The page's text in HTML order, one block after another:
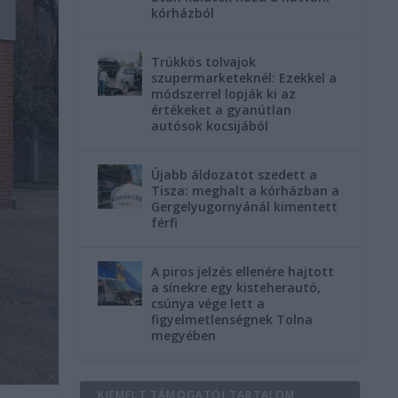
kórházból
Trükkös tolvajok
szupermarketeknél: Ezekkel a
módszerrel lopják ki az
értékeket a gyanútlan
autósok kocsijából
Újabb áldozatot szedett a
Tisza: meghalt a kórházban a
Gergelyugornyánál kimentett
férfi
A piros jelzés ellenére hajtott
a sínekre egy kisteherautó,
csúnya vége lett a
figyelmetlenségnek Tolna
megyében
KIEMELT TÁMOGATÓI TARTALOM